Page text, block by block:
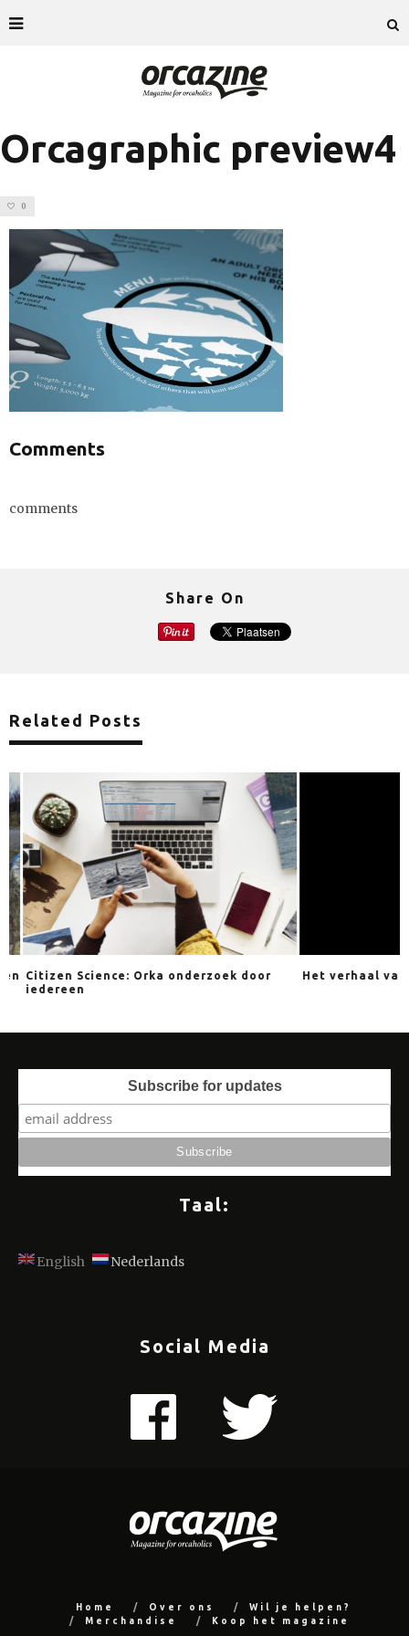
Orcagraphic preview4
0
Comments
comments
Share On
Related Posts
Citizen Science: Orka onderzoek door
iedereen
Het verhaal van
Subscribe for updates
Taal:
English Nederlands
Social Media
Home Over ons
Wil je helpen?
Merchandise
Koop het magazine